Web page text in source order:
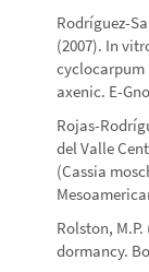
Rodríguez-
(2007). In
cyclocarpum
axenic. E-
Rojas-
del Valle
(Cassia
Rolston,
dormancy.